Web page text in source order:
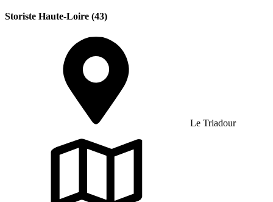
Storiste Haute-Loire (43)
Le Triadour